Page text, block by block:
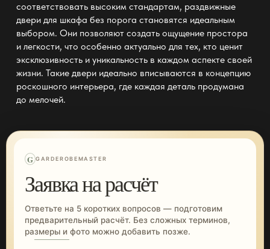
соответствовать высоким стандартам, раздвижные
двери для шкафа без порога становятся идеальным
выбором. Они позволяют создать ощущение простора
и легкости, что особенно актуально для тех, кто ценит
эксклюзивность и уникальность в каждом аспекте своей
жизни. Такие двери идеально вписываются в концепцию
роскошного интерьера, где каждая деталь продумана
до мелочей.
G GARDEROBEMASTER
Заявка на расчёт
Ответьте на 5 коротких вопросов — подготовим
предварительный расчёт. Без сложных терминов,
размеры и фото можно добавить позже.